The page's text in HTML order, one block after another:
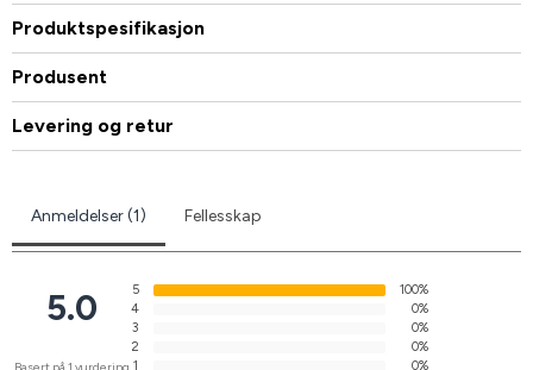
Produktspesifikasjon
Produsent
Levering og retur
Anmeldelser (1) Fellesskap
5.0 5
100%
4
0%
3
0%
2
0%
1
0%